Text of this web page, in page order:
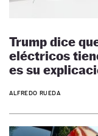
Trump dice
eléctricos
es su
ALFREDO RUEDA